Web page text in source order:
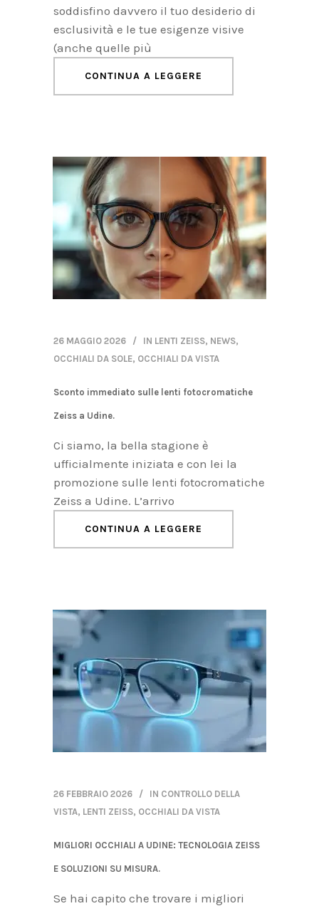
soddisfino davvero il tuo desiderio di
esclusività e le tue esigenze visive
(anche quelle più
CONTINUA A LEGGERE
26 MAGGIO 2026 IN LENTI ZEISS, NEWS,
OCCHIALI DA SOLE, OCCHIALI DA VISTA
Sconto immediato sulle lenti fotocromatiche
Zeiss a Udine.
Ci siamo, la bella stagione è
ufficialmente iniziata e con lei la
promozione sulle lenti fotocromatiche
Zeiss a Udine. L’arrivo
CONTINUA A LEGGERE
26 FEBBRAIO 2026 IN CONTROLLO DELLA
VISTA, LENTI ZEISS, OCCHIALI DA VISTA
MIGLIORI OCCHIALI A UDINE: TECNOLOGIA ZEISS
E SOLUZIONI SU MISURA.
Se hai capito che trovare i migliori